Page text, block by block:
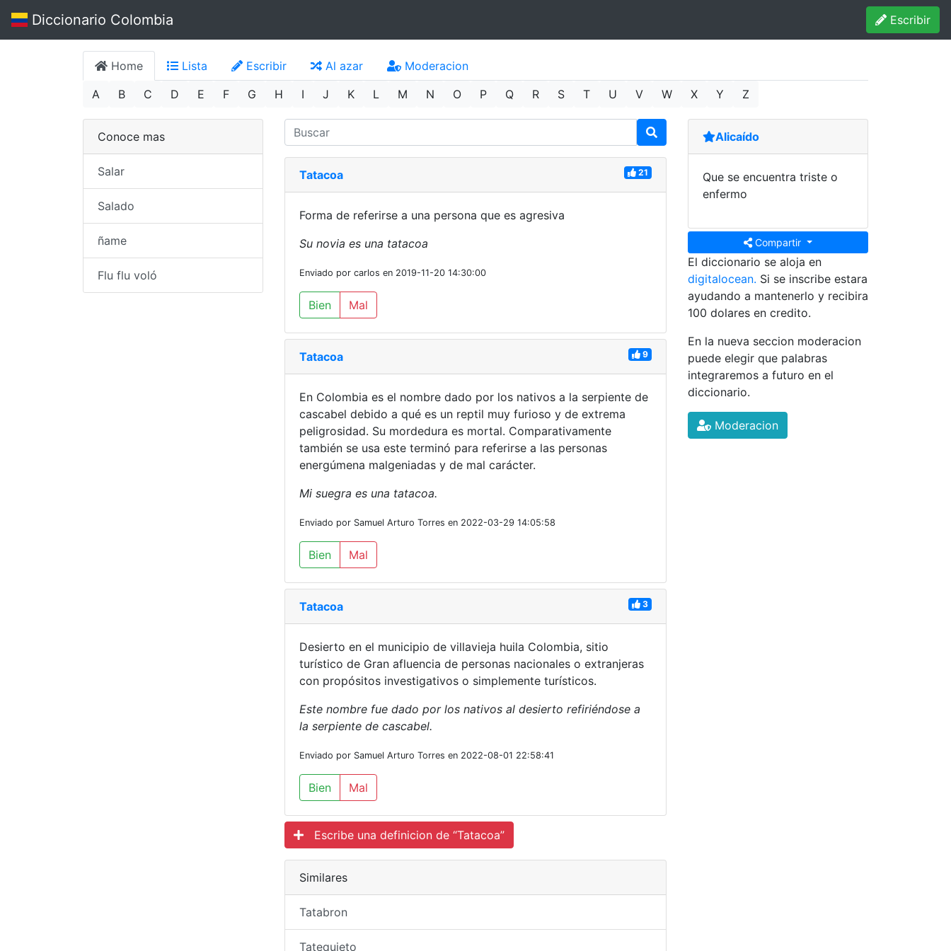
Diccionario Colombia Escribir
Home Lista Escribir Al azar
Moderacion
A
B C D E F G H I J K L M N O P Q R S T U V W X Y Z
Tatacoa 21
Forma de referirse a una persona que es agresiva
Su novia es una tatacoa
Enviado por carlos en 2019-11-20 14:30:00
Bien Mal
Tatacoa 9
En Colombia es el nombre dado por los nativos a la serpiente de
cascabel debido a qué es un reptil muy furioso y de extrema
peligrosidad. Su mordedura es mortal. Comparativamente
también se usa este terminó para referirse a las personas
energúmena malgeniadas y de mal carácter.
Mi suegra es una tatacoa.
Enviado por Samuel Arturo Torres en 2022-03-29 14:05:58
Bien Mal
Tatacoa 3
Desierto en el municipio de villavieja huila Colombia, sitio
turístico de Gran afluencia de personas nacionales o extranjeras
con propósitos investigativos o simplemente turísticos.
Este nombre fue dado por los nativos al desierto refiriéndose a
la serpiente de cascabel.
Enviado por Samuel Arturo Torres en 2022-08-01 22:58:41
Bien Mal
Escribe una definicion de “Tatacoa”
Similares
Tatabron
Tatequieto
Conoce mas
Salar
Salado
ñame
Flu flu voló
Alicaído
Que se encuentra triste o
enfermo
Compartir
El diccionario se aloja en
digitalocean. Si se inscribe estara
ayudando a mantenerlo y recibira
100 dolares en credito.
En la nueva seccion moderacion
puede elegir que palabras
integraremos a futuro en el
diccionario.
Moderacion